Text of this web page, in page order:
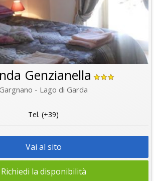
Genzianella
- Lago di Garda
Tel. (+39)
Vai al sito
Richiedi la disponibilità